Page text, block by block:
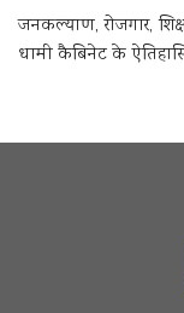
जनकल्याण, रोजगार,
धामी कैबिनेट के